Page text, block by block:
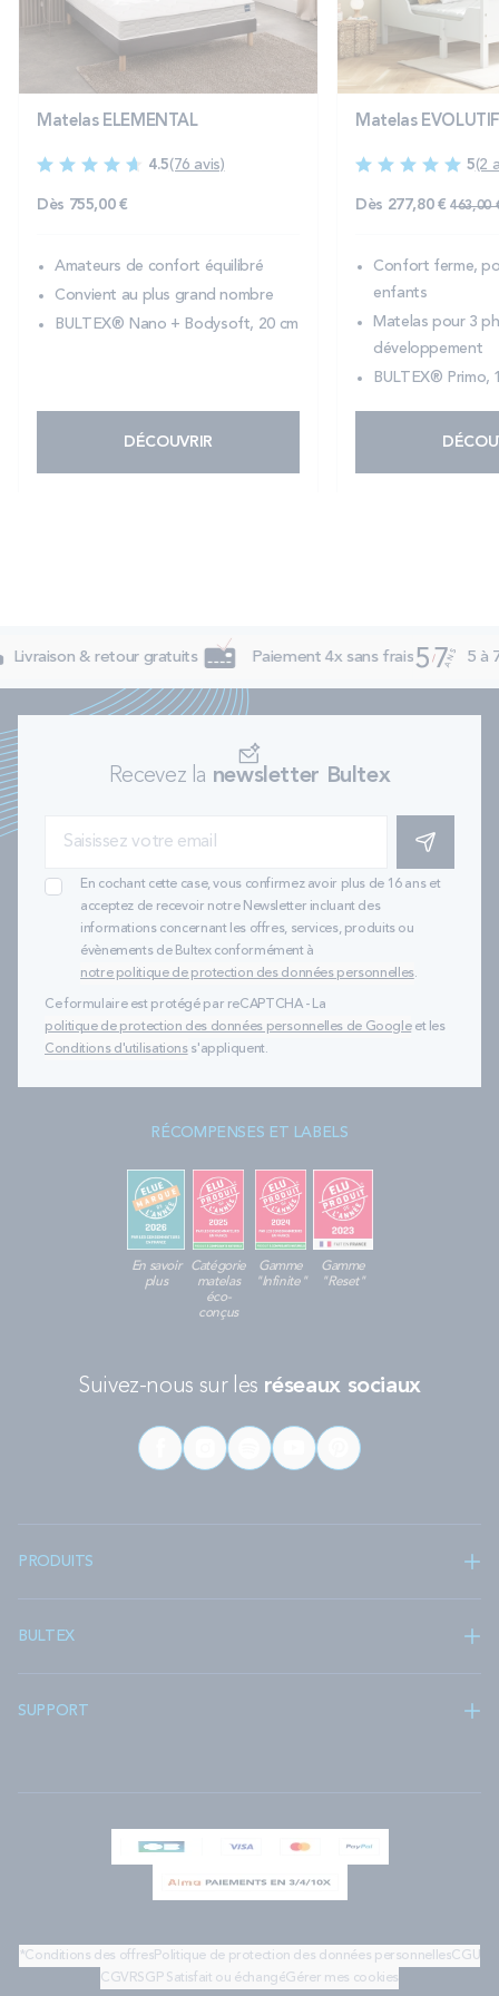
Matelas ELEMENTAL
4.5(76 avis)
Dès 755,00 €
Amateurs de confort équilibré
Convient au plus grand nombre
BULTEX® Nano + Bodysoft, 20 cm
DÉCOUVRIR
Matelas
5(2
Dès 277,80 € Prix
463,00
Confort ferme,
enfants
Matelas pour 3
développement
BULTEX® Primo,
Livraison & retour gratuits Paiement 4x sans frais 5 à
Recevez la newsletter Bultex
S'INSCRIRE
En cochant cette case, vous confirmez avoir plus de 16 ans et
acceptez de recevoir notre Newsletter incluant des
informations concernant les offres, services, produits ou
évènements de Bultex conformément à
notre politique de protection des données personnelles.
Ce formulaire est protégé par reCAPTCHA - La
politique de protection des données personnelles de Googleet les
Conditions d'utilisationss'appliquent.
RÉCOMPENSES ET LABELS
En savoir
plus
Catégorie
matelas
éco-
conçus
Gamme
"Infinite"
Gamme
"Reset"
Suivez-nous sur les réseaux sociaux
PRODUITS
BULTEX
SUPPORT
*Conditions des offresPolitique de protection des données personnellesCGU
CGVRSGP Satisfait ou échangéGérer mes cookies